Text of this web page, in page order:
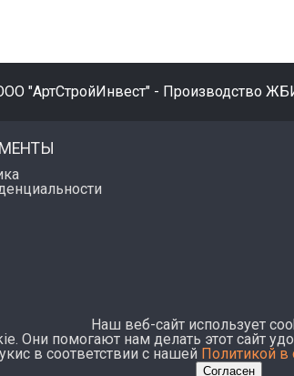
"АртСтройИнвест" - Производство
Наш веб-сайт использует
Они помогают нам делать этот сайт
в соответствии с нашей Политикой в
Согласен